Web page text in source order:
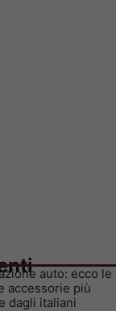
auto: ecco le
accessorie più
dagli italiani